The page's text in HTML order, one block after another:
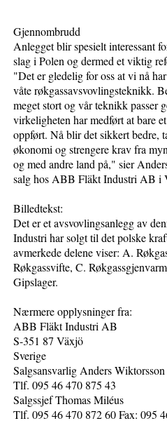
Gjennombrudd
Anlegget blir spesielt interessant
slag i Polen og dermed et viktig
"Det er gledelig for oss at vi nå
våte røkgassavsvovlingsteknikk.
meget stort og vår teknikk passer
virkeligheten har medført at bare
oppført. Nå blir det sikkert bedre,
økonomi og strengere krav fra
og med andre land på," sier
salg hos ABB Fläkt Industri AB i
Billedtekst:
Det er et avsvovlingsanlegg av
Industri har solgt til det polske
avmerkede delene viser: A.
Røkgassvifte, C.
Gipslager.
Nærmere opplysninger fra:
ABB Fläkt Industri AB
S-351 87 Växjö
Sverige
Salgsansvarlig Anders Wiktorsson
Tlf. 095 46 470 875 43
Salgssjef Thomas Miléus
Tlf. 095 46 470 872 60 Fax: 095